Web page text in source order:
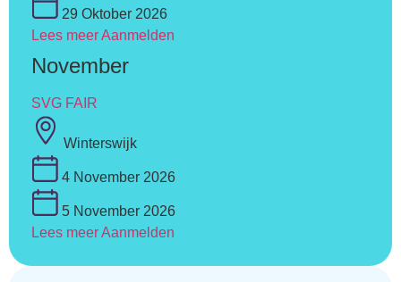
29 Oktober 2026
Lees meerAanmelden
November
SVG FAIR
Winterswijk
4 November 2026
5 November 2026
Lees meerAanmelden